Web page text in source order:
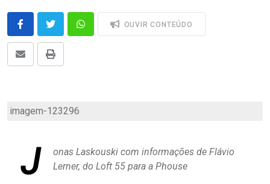
OUVIR CONTEÚDO
imagem-123296
J
onas Laskouski com informações de Flávio
Lerner, do Loft 55 para a Phouse